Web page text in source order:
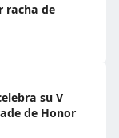
racha de
su V
de Honor